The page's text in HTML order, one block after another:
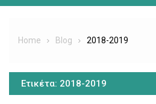
Home Blog 2018-2019
Ετικέτα: 2018-2019